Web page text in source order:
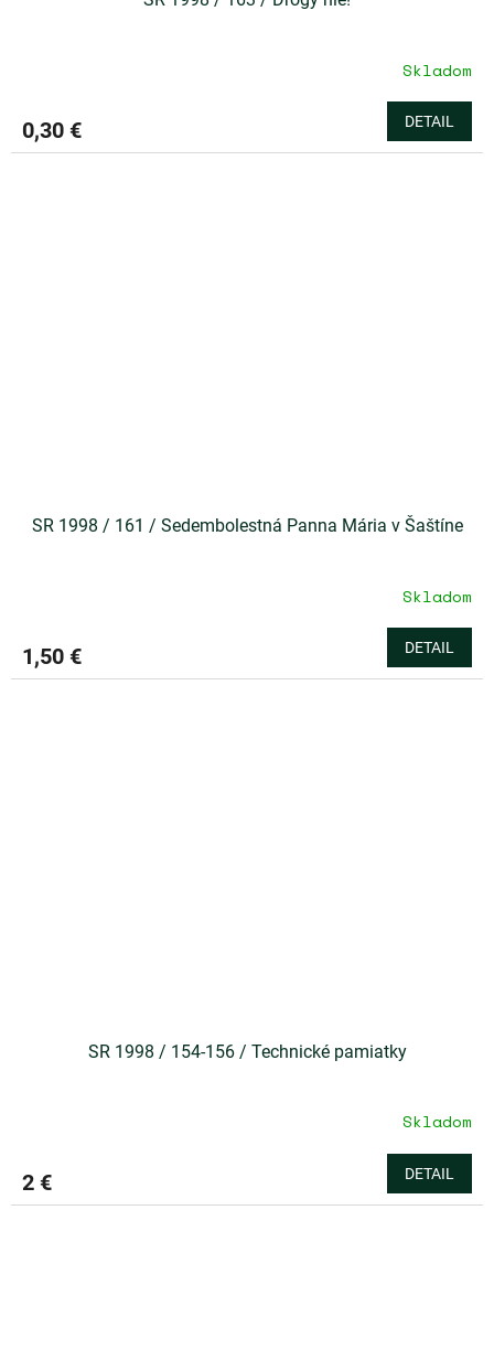
Skladom
0,30 € DETAIL
SR 1998 / 161 / Sedembolestná Panna Mária v Šaštíne
Skladom
1,50 € DETAIL
SR 1998 / 154-156 / Technické pamiatky
Skladom
2 € DETAIL